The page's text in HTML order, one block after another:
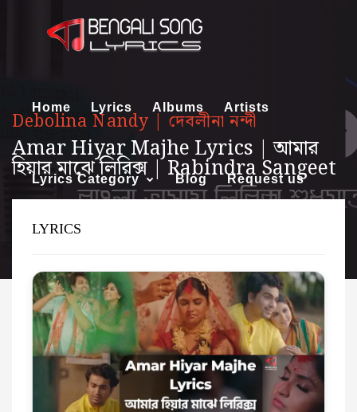
Home Lyrics Albums Artists
Lyrics Category Blog Request us
Debolina Nandy | দেবলীনা নন্দী
Amar Hiyar Majhe Lyrics | আমার
হিয়ার মাঝে লিরিক্স | Rabindra Sangeet
LYRICS